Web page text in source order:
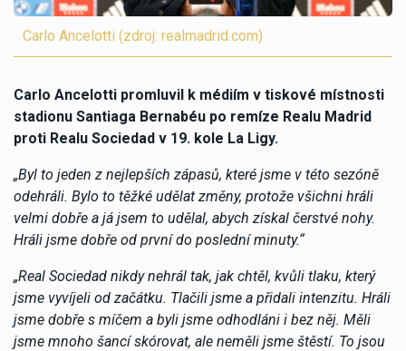
Carlo Ancelotti (zdroj: realmadrid.com)
Carlo Ancelotti promluvil k médiím v tiskové místnosti
stadionu Santiaga Bernabéu po remíze Realu Madrid
proti Realu Sociedad v 19. kole La Ligy.
„Byl to jeden z nejlepších zápasů, které jsme v této sezóně
odehráli. Bylo to těžké udělat změny, protože všichni hráli
velmi dobře a já jsem to udělal, abych získal čerstvé nohy.
Hráli jsme dobře od první do poslední minuty.“
„Real Sociedad nikdy nehrál tak, jak chtěl, kvůli tlaku, který
jsme vyvíjeli od začátku. Tlačili jsme a přidali intenzitu. Hráli
jsme dobře s míčem a byli jsme odhodláni i bez něj. Měli
jsme mnoho šancí skórovat, ale neměli jsme štěstí. To jsou